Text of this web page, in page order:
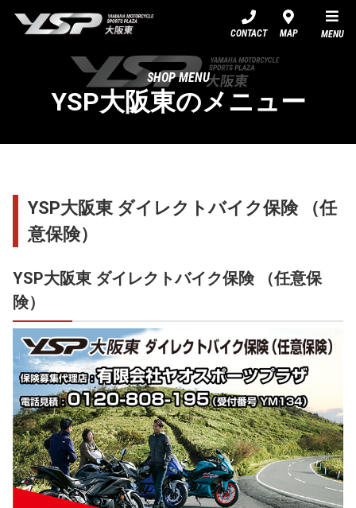
CONTACT MAP MENU
SHOP MENU
YSP大阪東のメニュー
YSP大阪東 ダイレクトバイク保険 （任
意保険）
YSP大阪東 ダイレクトバイク保険 （任意保
険）